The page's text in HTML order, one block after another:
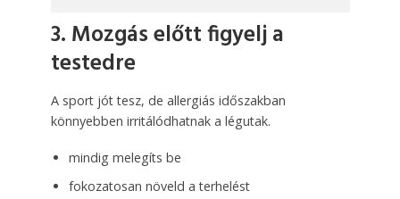
3. Mozgás előtt figyelj a
testedre
A sport jót tesz, de allergiás időszakban
könnyebben irritálódhatnak a légutak.
mindig melegíts be
fokozatosan növeld a terhelést